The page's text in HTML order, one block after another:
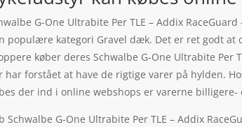
G-One Ultrabite Per TLE – Addix
populære kategori Gravel dæk. Det er ret godt
køber deres Schwalbe G-One Ultrabite Per
har forstået at have de rigtige varer på hylden.
der ind i online webshops er varerne
Schwalbe G-One Ultrabite Per TLE – Addix